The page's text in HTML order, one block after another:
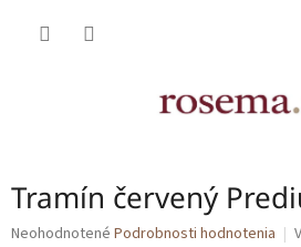
Tramín červený
Priemerné
Neohodnotené Podrobnosti hodnotenia